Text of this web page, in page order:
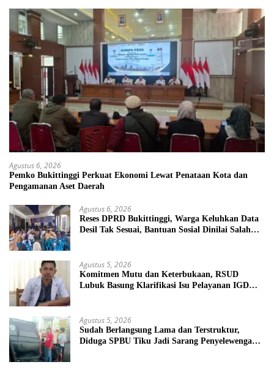
Agustus 6, 2026
Pemko Bukittinggi Perkuat Ekonomi Lewat Penataan Kota dan
Pengamanan Aset Daerah
Agustus 6, 2026
Reses DPRD Bukittinggi, Warga Keluhkan Data
Desil Tak Sesuai, Bantuan Sosial Dinilai Salah
Agustus 5, 2026
Komitmen Mutu dan Keterbukaan, RSUD
Lubuk Basung Klarifikasi Isu Pelayanan IGD
Agustus 5, 2026
Sudah Berlangsung Lama dan Terstruktur,
Diduga SPBU Tiku Jadi Sarang Penyelewengan